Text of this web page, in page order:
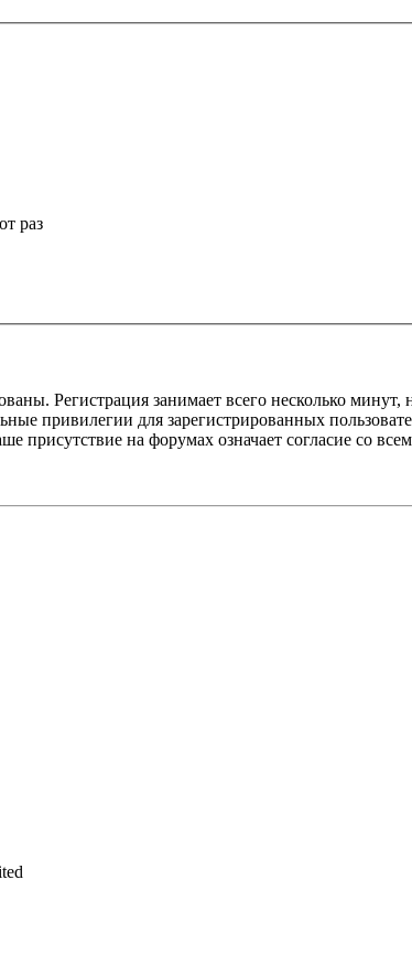
раз
Регистрация занимает всего несколько
привилегии для зарегистрированных
на форумах означает согласие со